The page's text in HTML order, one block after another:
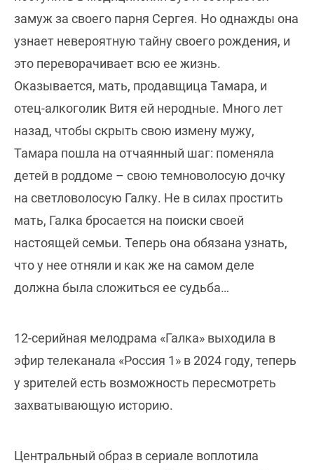
замуж за своего парня Сергея. Но однажды она
узнает невероятную тайну своего рождения, и
это переворачивает всю ее жизнь.
Оказывается, мать, продавщица Тамара, и
отец-алкоголик Витя ей неродные. Много лет
назад, чтобы скрыть свою измену мужу,
Тамара пошла на отчаянный шаг: поменяла
детей в роддоме – свою темноволосую дочку
на светловолосую Галку. Не в силах простить
мать, Галка бросается на поиски своей
настоящей семьи. Теперь она обязана узнать,
что у нее отняли и как же на самом деле
должна была сложиться ее судьба…
12-серийная мелодрама «Галка» выходила в
эфир телеканала «Россия 1» в 2024 году, теперь
у зрителей есть возможность пересмотреть
захватывающую историю.
Центральный образ в сериале воплотила